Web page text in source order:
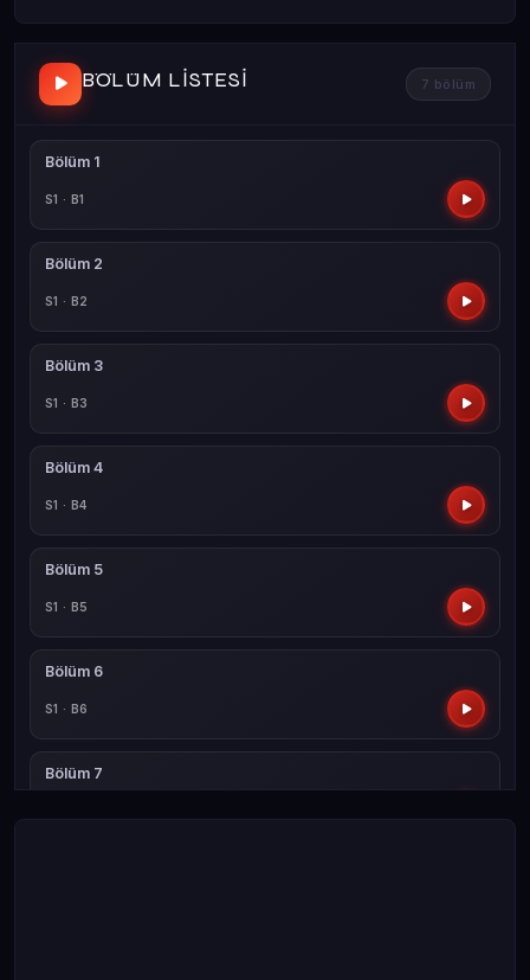
BÖLÜM LISTESI 7 bölüm
Bölüm 1
S1 · B1
Bölüm 2
S1 · B2
Bölüm 3
S1 · B3
Bölüm 4
S1 · B4
Bölüm 5
S1 · B5
Bölüm 6
S1 · B6
Bölüm 7